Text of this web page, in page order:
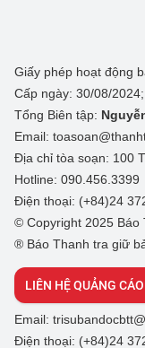
Giấy phép hoạt động
Cấp ngày: 30/08/
Tổng Biên tập:
Email:
Địa chỉ tòa soạn: 100
Hotline: 090.456.3399
Điện thoại: (+84)24
© Copyright 2025 Báo
® Báo Thanh tra giữ
LIÊN HỆ QUẢNG CÁO
Email:
Điện thoại: (+84)24